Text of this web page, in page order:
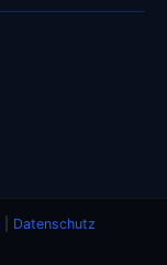
Datenschutz